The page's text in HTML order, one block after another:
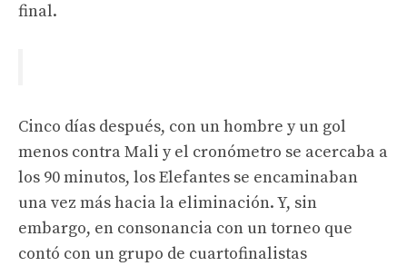
final.
Cinco días después, con un hombre y un gol
menos contra Mali y el cronómetro se acercaba a
los 90 minutos, los Elefantes se encaminaban
una vez más hacia la eliminación. Y, sin
embargo, en consonancia con un torneo que
contó con un grupo de cuartofinalistas